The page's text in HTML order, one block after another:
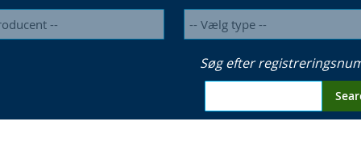
Søg efter